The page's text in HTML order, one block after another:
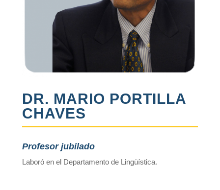
DR. MARIO PORTILLA
CHAVES
Profesor jubilado
Laboró en el Departamento de Lingüística.